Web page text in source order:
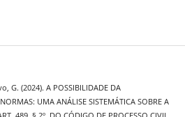
G. (2024). A POSSIBILIDADE DA
UMA ANÁLISE SISTEMÁTICA SOBRE A